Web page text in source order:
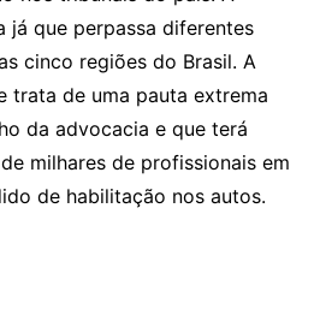
já que perpassa diferentes
cinco regiões do Brasil. A
trata de uma pauta extrema
da advocacia e que terá
milhares de profissionais em
de habilitação nos autos.